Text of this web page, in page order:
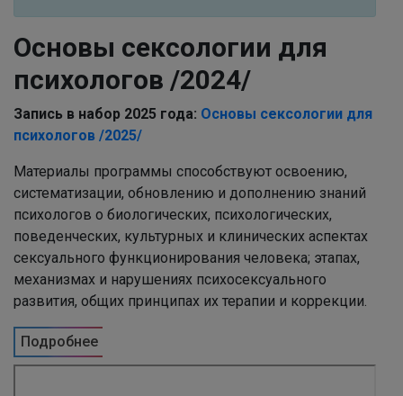
Основы сексологии для
психологов /2024/
Запись в набор 2025 года: Основы сексологии для
психологов /2025/
Материалы программы способствуют освоению,
систематизации, обновлению и дополнению знаний
психологов о биологических, психологических,
поведенческих, культурных и клинических аспектах
сексуального функционирования человека; этапах,
механизмах и нарушениях психосексуального
развития, общих принципах их терапии и коррекции.
Подробнее